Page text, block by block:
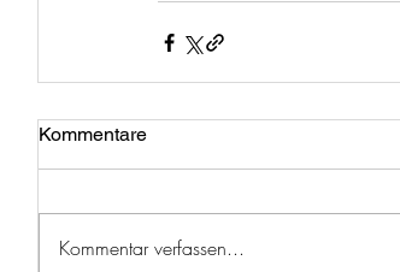
Kommentare
Kommentar verfassen...